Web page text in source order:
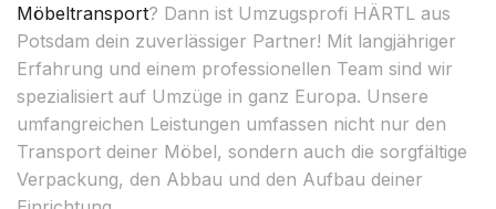
Möbeltransport? Dann ist Umzugsprofi HÄRTL aus
Potsdam dein zuverlässiger Partner! Mit langjähriger
Erfahrung und einem professionellen Team sind wir
spezialisiert auf Umzüge in ganz Europa. Unsere
umfangreichen Leistungen umfassen nicht nur den
Transport deiner Möbel, sondern auch die sorgfältige
Verpackung, den Abbau und den Aufbau deiner